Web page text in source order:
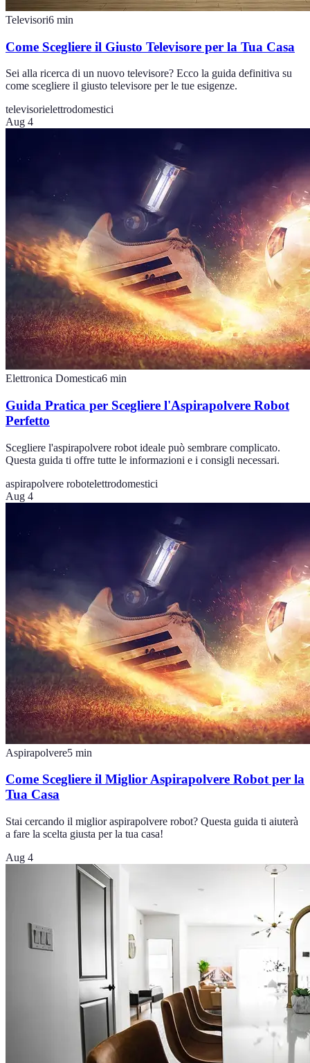
Televisori6 min
Come Scegliere il Giusto Televisore per la Tua Casa
Sei alla ricerca di un nuovo televisore? Ecco la guida definitiva su
come scegliere il giusto televisore per le tue esigenze.
televisorielettrodomestici
Aug 4
Elettronica Domestica6 min
Guida Pratica per Scegliere l'Aspirapolvere Robot
Perfetto
Scegliere l'aspirapolvere robot ideale può sembrare complicato.
Questa guida ti offre tutte le informazioni e i consigli necessari.
aspirapolvere robotelettrodomestici
Aug 4
Aspirapolvere5 min
Come Scegliere il Miglior Aspirapolvere Robot per la
Tua Casa
Stai cercando il miglior aspirapolvere robot? Questa guida ti aiuterà
a fare la scelta giusta per la tua casa!
Aug 4